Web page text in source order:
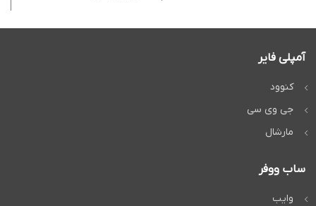
آمپلی فایر
کنوود
جی وی سی
مارشال
ساب ووفر
وایب